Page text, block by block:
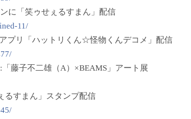
に「笑ゥせぇるすまん」配信
11/
プリ「ハットリくん☆怪物くんデコメ」配信
藤子不二雄（A）×BEAMS」アート展
るすまん」スタンプ配信